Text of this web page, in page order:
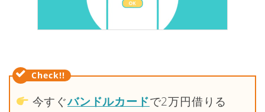
今すぐバンドルカードで2万円借りる